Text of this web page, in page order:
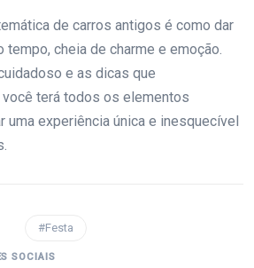
de carros antigos é como dar
tempo, cheia de charme e emoção.
e as dicas que
terá todos os elementos
uma experiência única e inesquecível
#Festa
SOCIAIS